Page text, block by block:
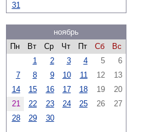
31
ноябрь
Пн
Вт Ср Чт Пт Сб
Вс
1
2 3 4 5
6
7
8 9 10 11 12
13
14
15 16 17 18 19
20
21
22 23 24 25 26
27
28
29 30